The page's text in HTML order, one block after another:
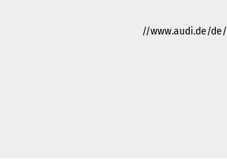
//www.audi.de/de/